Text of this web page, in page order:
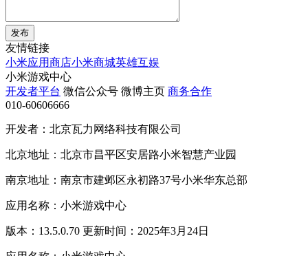
发布
友情链接
小米应用商店小米商城英雄互娱
小米游戏中心
开发者平台 微信公众号 微博主页 商务合作
010-60606666
开发者：北京瓦力网络科技有限公司
北京地址：北京市昌平区安居路小米智慧产业园
南京地址：南京市建邺区永初路37号小米华东总部
应用名称：小米游戏中心
版本：13.5.0.70 更新时间：2025年3月24日